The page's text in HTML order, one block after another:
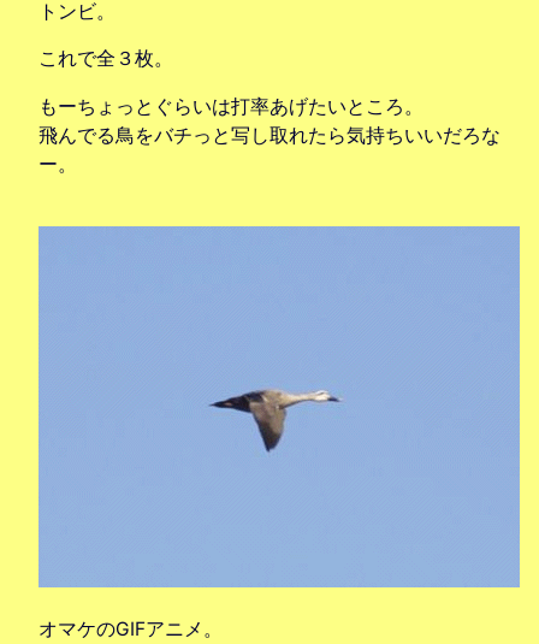
トンビ。
これで全３枚。
もーちょっとぐらいは打率あげたいところ。
飛んでる鳥をバチっと写し取れたら気持ちいいだろな
ー。
オマケのGIFアニメ。